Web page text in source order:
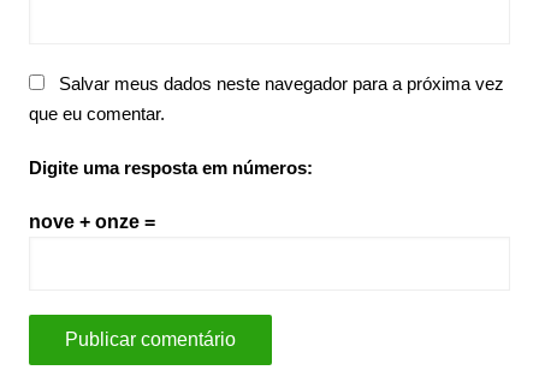
Salvar meus dados neste navegador para a próxima vez
que eu comentar.
Digite uma resposta em números:
nove + onze =